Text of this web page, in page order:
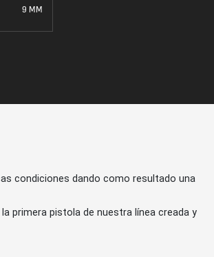
9 MM
condiciones dando como resultado una
primera pistola de nuestra línea creada y